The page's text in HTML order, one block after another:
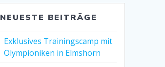
NEUESTE BEITRÄGE
Exklusives Trainingscamp mit
Olympioniken in Elmshorn